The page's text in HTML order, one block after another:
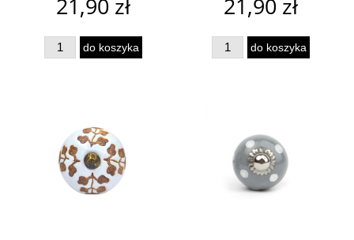
21,90 zł
do koszyka
21,90 zł
do koszyka